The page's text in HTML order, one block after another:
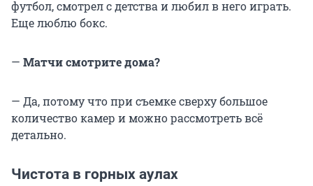
футбол, смотрел с детства и любил в него играть.
Еще люблю бокс.
— Матчи смотрите дома?
— Да, потому что при съемке сверху большое
количество камер и можно рассмотреть всё
детально.
Чистота в горных аулах